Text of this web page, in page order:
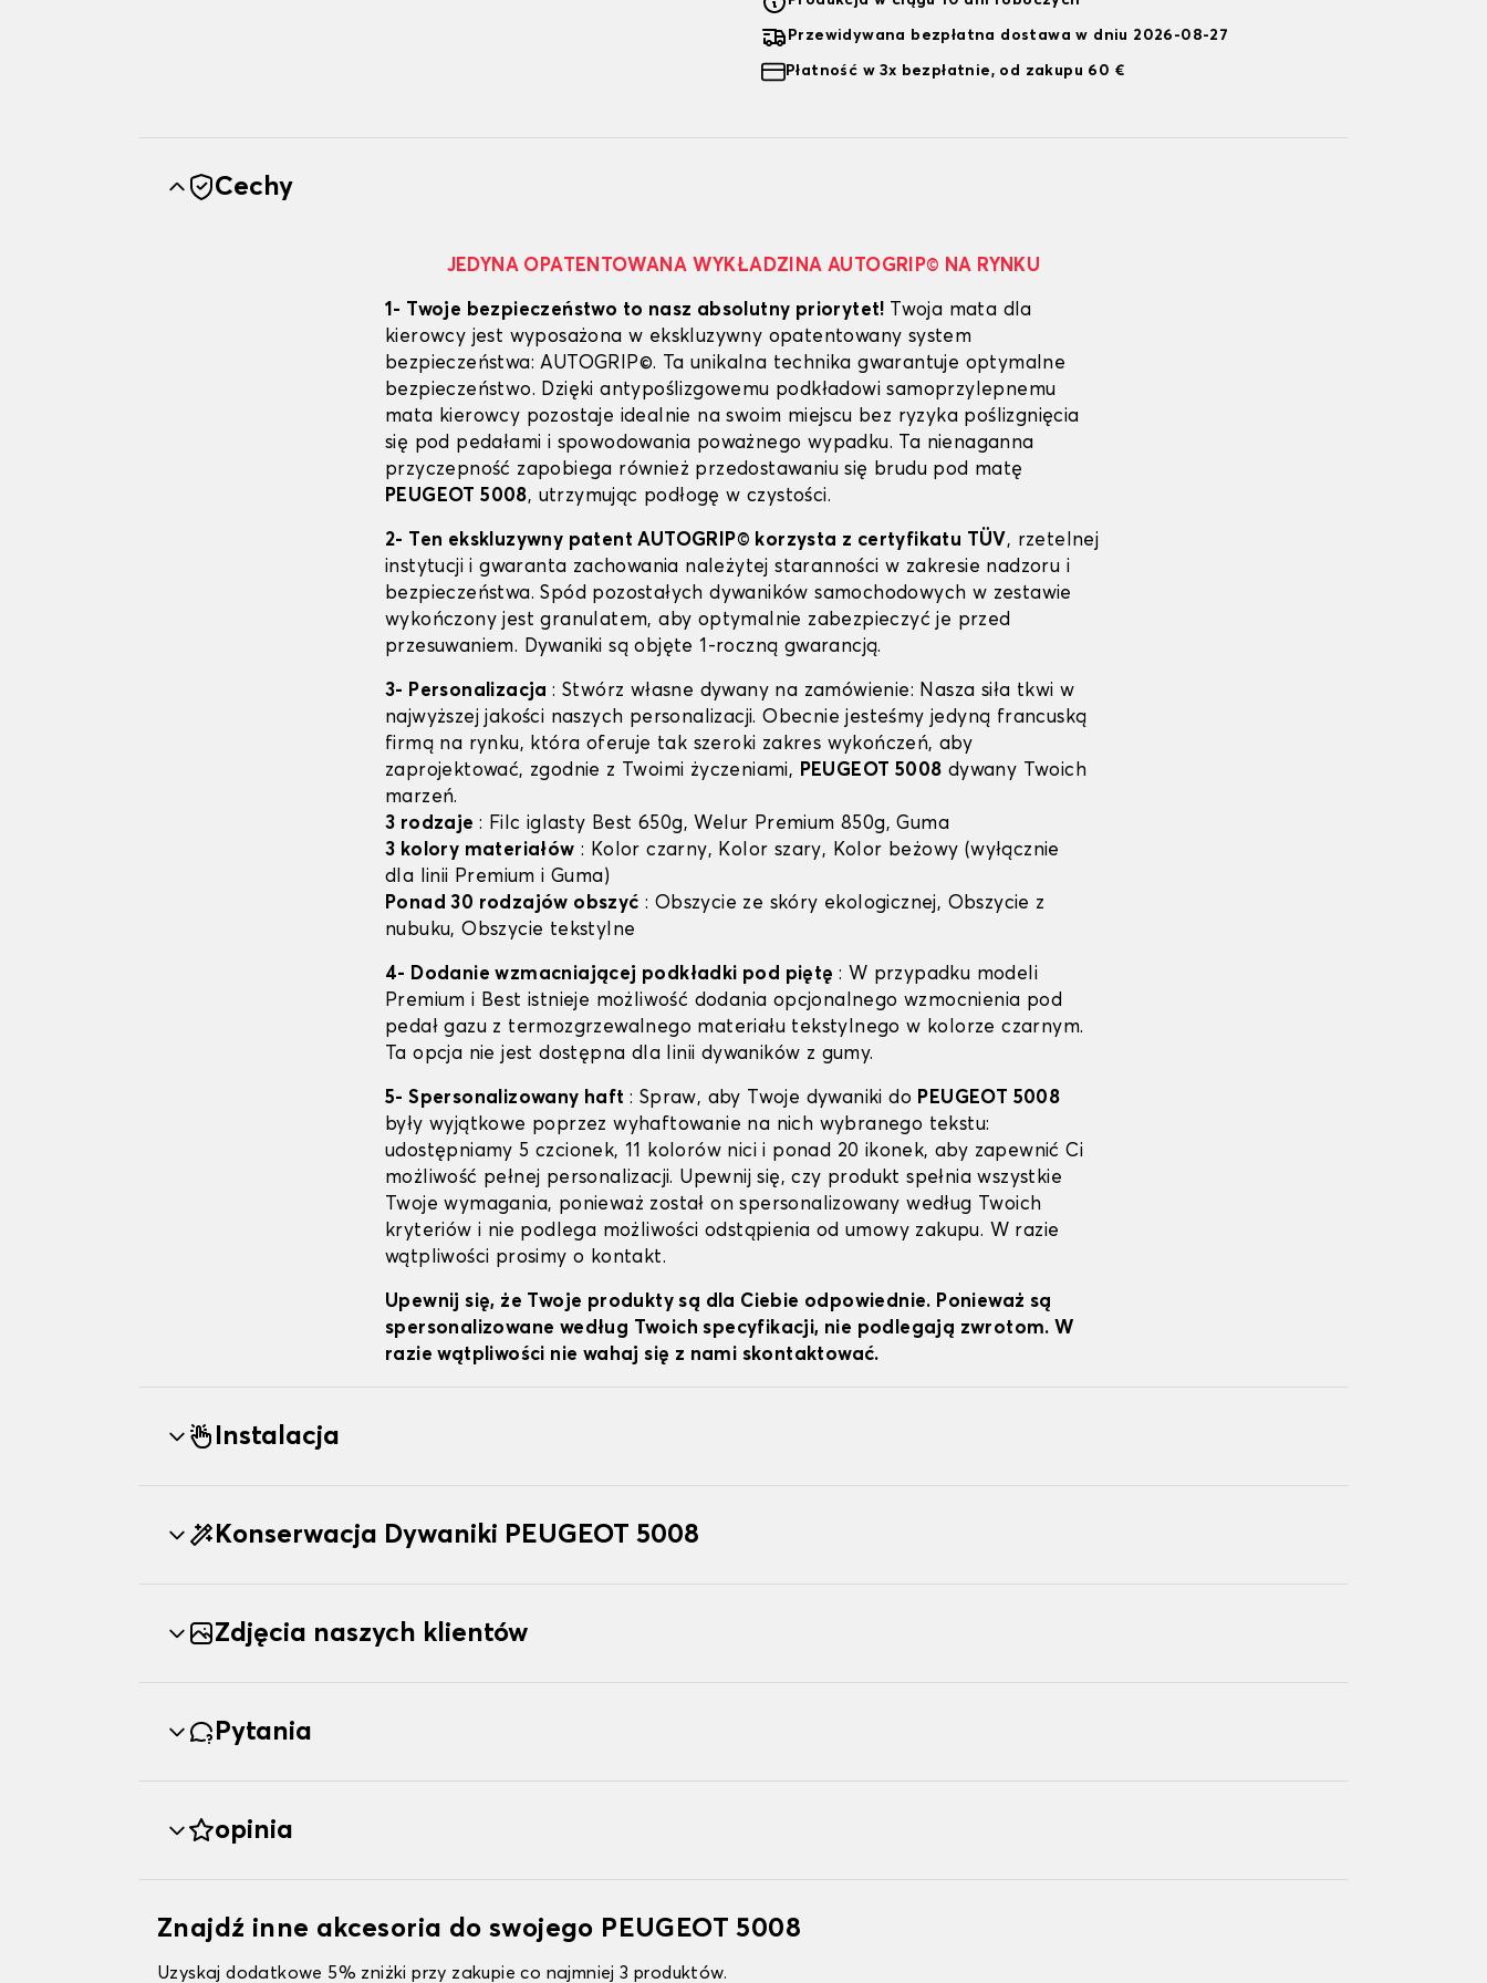
Przewidywana bezpłatna dostawa w dniu 2026-08-27
Płatność w 3x bezpłatnie, od zakupu 60 €
Cechy
JEDYNA OPATENTOWANA WYKŁADZINA AUTOGRIP© NA RYNKU
1- Twoje bezpieczeństwo to nasz absolutny priorytet! Twoja mata dla
kierowcy jest wyposażona w ekskluzywny opatentowany system
bezpieczeństwa: AUTOGRIP©. Ta unikalna technika gwarantuje optymalne
bezpieczeństwo. Dzięki antypoślizgowemu podkładowi samoprzylepnemu
mata kierowcy pozostaje idealnie na swoim miejscu bez ryzyka poślizgnięcia
się pod pedałami i spowodowania poważnego wypadku. Ta nienaganna
przyczepność zapobiega również przedostawaniu się brudu pod matę
PEUGEOT 5008, utrzymując podłogę w czystości.
2- Ten ekskluzywny patent AUTOGRIP© korzysta z certyfikatu TÜV, rzetelnej
instytucji i gwaranta zachowania należytej staranności w zakresie nadzoru i
bezpieczeństwa. Spód pozostałych dywaników samochodowych w zestawie
wykończony jest granulatem, aby optymalnie zabezpieczyć je przed
przesuwaniem. Dywaniki są objęte 1-roczną gwarancją.
3- Personalizacja: Stwórz własne dywany na zamówienie: Nasza siła tkwi w
najwyższej jakości naszych personalizacji. Obecnie jesteśmy jedyną francuską
firmą na rynku, która oferuje tak szeroki zakres wykończeń, aby
zaprojektować, zgodnie z Twoimi życzeniami, PEUGEOT 5008 dywany Twoich
marzeń.
3 rodzaje : Filc iglasty Best 650g, Welur Premium 850g, Guma
3 kolory materiałów : Kolor czarny, Kolor szary, Kolor beżowy (wyłącznie
dla linii Premium i Guma)
Ponad 30 rodzajów obszyć : Obszycie ze skóry ekologicznej, Obszycie z
nubuku, Obszycie tekstylne
4- Dodanie wzmacniającej podkładki pod piętę : W przypadku modeli
Premium i Best istnieje możliwość dodania opcjonalnego wzmocnienia pod
pedał gazu z termozgrzewalnego materiału tekstylnego w kolorze czarnym.
Ta opcja nie jest dostępna dla linii dywaników z gumy.
5- Spersonalizowany haft : Spraw, aby Twoje dywaniki do PEUGEOT 5008
były wyjątkowe poprzez wyhaftowanie na nich wybranego tekstu:
udostępniamy 5 czcionek, 11 kolorów nici i ponad 20 ikonek, aby zapewnić Ci
możliwość pełnej personalizacji. Upewnij się, czy produkt spełnia wszystkie
Twoje wymagania, ponieważ został on spersonalizowany według Twoich
kryteriów i nie podlega możliwości odstąpienia od umowy zakupu. W razie
wątpliwości prosimy o kontakt.
Upewnij się, że Twoje produkty są dla Ciebie odpowiednie. Ponieważ są
spersonalizowane według Twoich specyfikacji, nie podlegają zwrotom. W
razie wątpliwości nie wahaj się z nami skontaktować.
Instalacja
Konserwacja Dywaniki PEUGEOT 5008
Zdjęcia naszych klientów
Pytania
opinia
Znajdź inne akcesoria do swojego PEUGEOT 5008
Uzyskaj dodatkowe 5% zniżki przy zakupie co najmniej 3 produktów.